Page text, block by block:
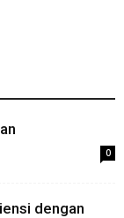
0
dengan